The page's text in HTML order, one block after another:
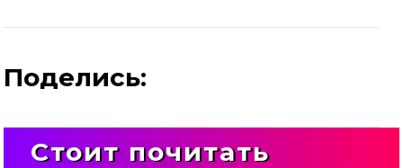
Поделись:
Стоит почитать